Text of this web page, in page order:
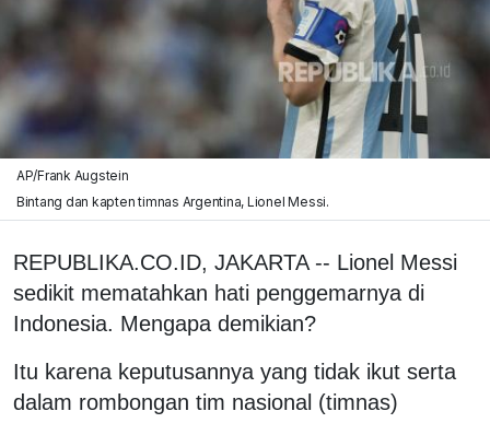
AP/Frank Augstein
Bintang dan kapten timnas Argentina, Lionel Messi.
REPUBLIKA.CO.ID, JAKARTA -- Lionel Messi
sedikit mematahkan hati penggemarnya di
Indonesia. Mengapa demikian?
Itu karena keputusannya yang tidak ikut serta
dalam rombongan tim nasional (timnas)